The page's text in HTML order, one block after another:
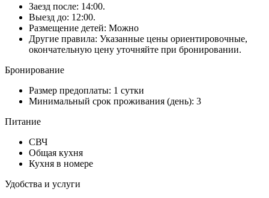
Заезд после: 14:00.
Выезд до: 12:00.
Размещение детей: Можно
Другие правила: Указанные цены ориентировочные,
окончательную цену уточняйте при бронировании.
Бронирование
Размер предоплаты: 1 сутки
Минимальный срок проживания (день): 3
Питание
СВЧ
Общая кухня
Кухня в номере
Удобства и услуги